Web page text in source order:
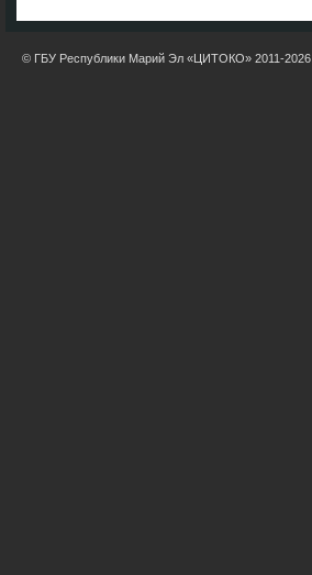
© ГБУ Республики Марий Эл «ЦИТОКО» 2011-2026